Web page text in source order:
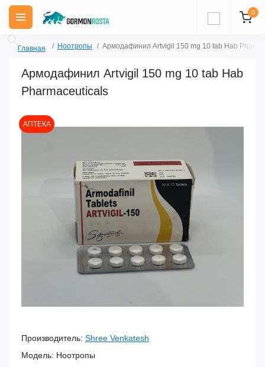
0
Главная Ноотропы Армодафинил Artvigil 150 mg 10 tab Hab
Армодафинил Artvigil 150 mg 10 tab Hab
Pharmaceuticals
АПТЕКА
Производитель: Shree Venkatesh
Модель: Ноотропы